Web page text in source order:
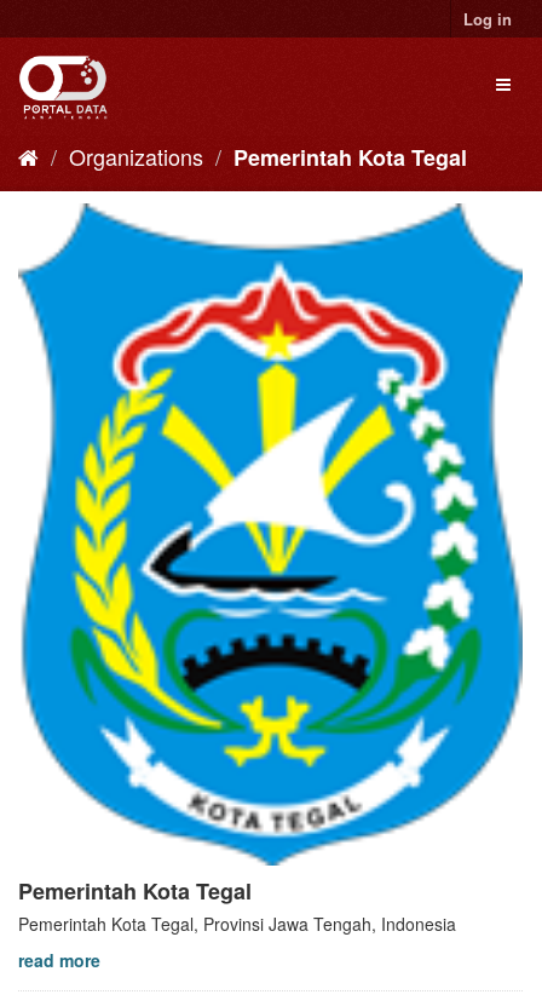
to
content
Log in
Organizations Pemerintah Kota Tegal
Pemerintah Kota Tegal
Pemerintah Kota Tegal, Provinsi Jawa Tengah, Indonesia
read more